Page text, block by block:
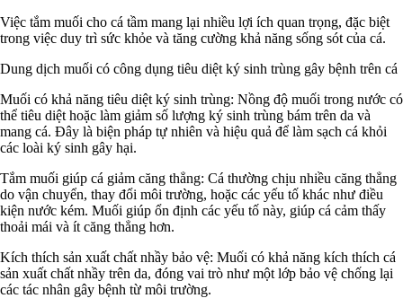
Việc tắm muối cho cá tầm mang lại nhiều lợi ích quan trọng, đặc biệt
trong việc duy trì sức khỏe và tăng cường khả năng sống sót của cá.
Dung dịch muối có công dụng tiêu diệt ký sinh trùng gây bệnh trên cá
Muối có khả năng tiêu diệt ký sinh trùng: Nồng độ muối trong nước có
thể tiêu diệt hoặc làm giảm số lượng ký sinh trùng bám trên da và
mang cá. Đây là biện pháp tự nhiên và hiệu quả để làm sạch cá khỏi
các loài ký sinh gây hại.
Tắm muối giúp cá giảm căng thẳng: Cá thường chịu nhiều căng thẳng
do vận chuyển, thay đổi môi trường, hoặc các yếu tố khác như điều
kiện nước kém. Muối giúp ổn định các yếu tố này, giúp cá cảm thấy
thoải mái và ít căng thẳng hơn.
Kích thích sản xuất chất nhầy bảo vệ: Muối có khả năng kích thích cá
sản xuất chất nhầy trên da, đóng vai trò như một lớp bảo vệ chống lại
các tác nhân gây bệnh từ môi trường.